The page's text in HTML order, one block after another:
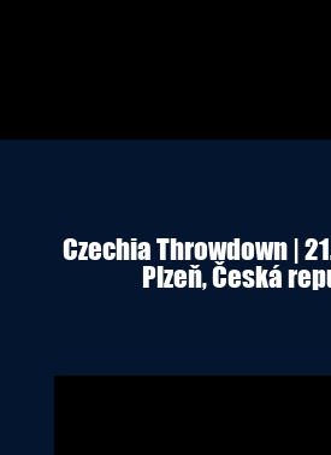
Czechia Throwdown |
Plzeň, Česká